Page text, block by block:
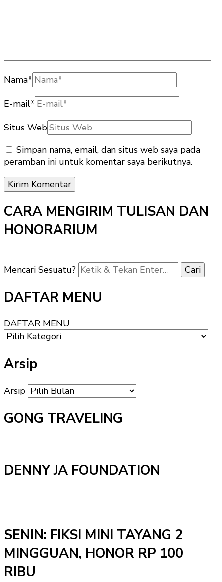
Nama*
E-mail*
Situs Web
Simpan nama, email, dan situs web saya pada
peramban ini untuk komentar saya berikutnya.
CARA MENGIRIM TULISAN DAN
HONORARIUM
Mencari Sesuatu?
DAFTAR MENU
DAFTAR MENU
Arsip
Arsip
GONG TRAVELING
DENNY JA FOUNDATION
SENIN: FIKSI MINI TAYANG 2
MINGGUAN, HONOR RP 100
RIBU